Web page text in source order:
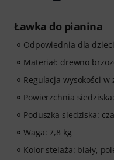
Ławka do pianina
Odpowiednia dla
Materiał: drewno
Regulacja wysokości w
Powierzchnia
Poduszka siedziska:
Waga: 7,8 kg
Kolor stelaża: biały,